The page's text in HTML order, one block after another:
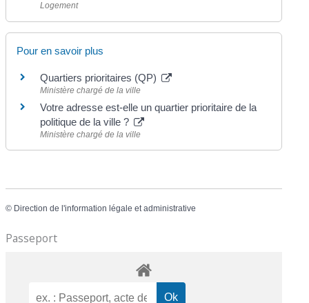
Logement
Pour en savoir plus
Quartiers prioritaires (QP)
Ministère chargé de la ville
Votre adresse est-elle un quartier prioritaire de la
politique de la ville ?
Ministère chargé de la ville
© Direction de l'information légale et administrative
Passeport